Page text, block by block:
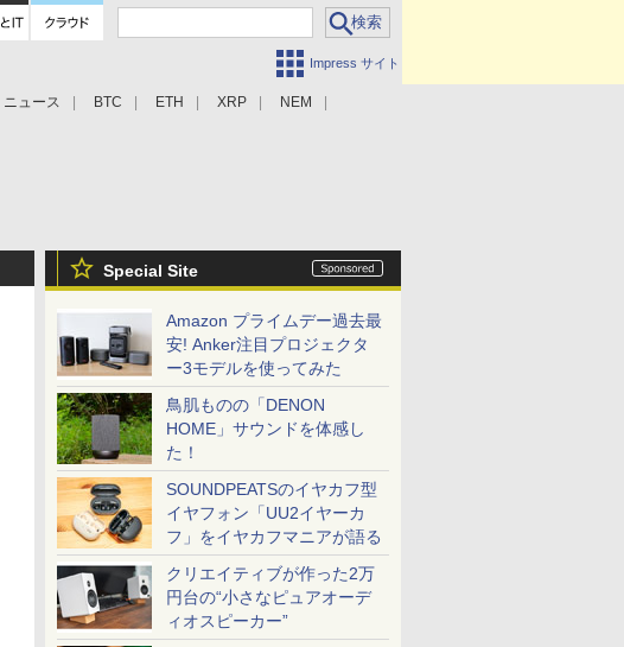
Impress サイト
ニュース BTC ETH XRP
NEM
Special Site
Amazon プライムデー過去最
安! Anker注目プロジェクタ
ー3モデルを使ってみた
鳥肌ものの「DENON
HOME」サウンドを体感し
た！
SOUNDPEATSのイヤカフ型
イヤフォン「UU2イヤーカ
フ」をイヤカフマニアが語る
クリエイティブが作った2万
円台の“小さなピュアオーデ
ィオスピーカー”